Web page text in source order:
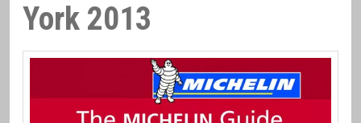
York 2013